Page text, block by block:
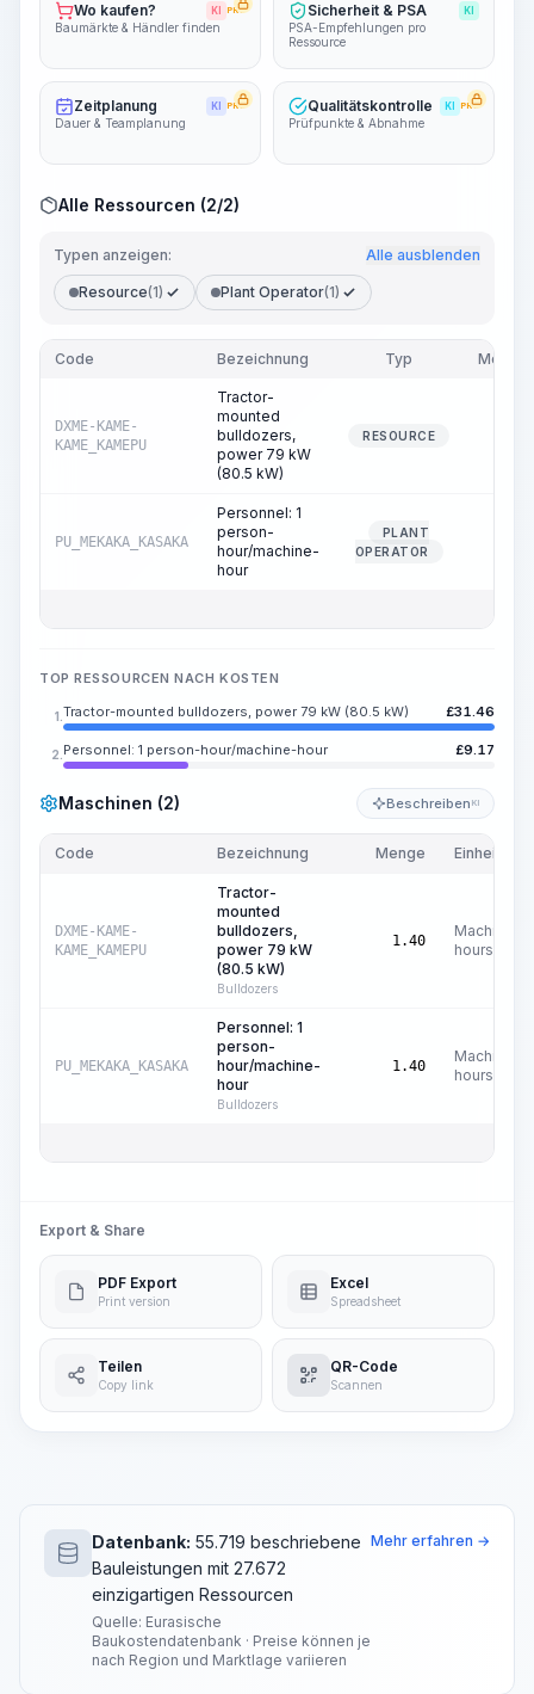
Wo kaufen? KI PRO
Baumärkte & Händler finden
Sicherheit & PSA KI
PSA-Empfehlungen pro
Ressource
Zeitplanung KI PRO
Dauer & Teamplanung
Qualitätskontrolle KI PRO
Prüfpunkte & Abnahme
Alle Ressourcen (2/2)
Typen anzeigen: Alle ausblenden
Resource(1) Plant Operator(1)
Code Bezeichnung Typ Menge
DXME-KAME-
KAME_KAMEPU
Tractor-
mounted
bulldozers,
power 79 kW
(80.5 kW)
RESOURCE
PU_MEKAKA_KASAKA
Personnel: 1
person-
hour/machine-
hour
PLANT
OPERATOR
TOP RESSOURCEN NACH KOSTEN
1. Tractor-mounted bulldozers, power 79 kW (80.5 kW) £31.46
2. Personnel: 1 person-hour/machine-hour £9.17
Maschinen (2) Beschreiben KI
Code Bezeichnung Menge Einheit
DXME-KAME-
KAME_KAMEPU
Tractor-
mounted
bulldozers,
power 79 kW
(80.5 kW)
Bulldozers
1.40
Machine
hours
PU_MEKAKA_KASAKA
Personnel: 1
person-
hour/machine-
hour
Bulldozers
1.40
Machine
hours
Export & Share
PDF Export
Print version
Excel
Spreadsheet
Teilen
Copy link
QR-Code
Scannen
Datenbank: 55.719 beschriebene
Bauleistungen mit 27.672
einzigartigen Ressourcen
Quelle: Eurasische
Baukostendatenbank · Preise können je
nach Region und Marktlage variieren
Mehr erfahren →